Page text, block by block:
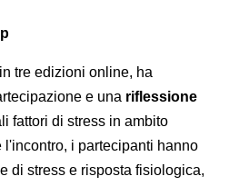
tre edizioni online, ha
e una riflessione
fattori di stress in ambito
l'incontro, i partecipanti hanno
di stress e risposta fisiologica,